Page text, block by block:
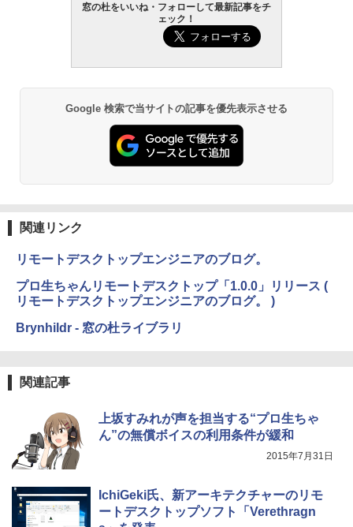
Amazon Kindle - 目に優しい、かさばら
ない、大きな画面で読みやすい、6週間持
続バッテリー、6インチディスプレイ電子
￥19,980
Kindle Paperwhite シグニチャーエディ
ション (32GB) 7インチディスプレイ、明
Amazon Kindle Colorsoft | 16GBストレ
ージ、防水、7インチカラーディスプレ
イ、色調調節ライト、最大8週間持続バッ
売)
11インチカラーディスプレイ、64GBスト
レージ、ノート機能搭載、明るさ自動調
整、色調調節ライト、プレミアムペン付
￥115,980
窓の杜をいいね・フォローして最新記事をチ
ェック！
Google 検索で当サイトの記事を優先表示させる
関連リンク
リモートデスクトップエンジニアのブログ。
プロ生ちゃんリモートデスクトップ「1.0.0」リリース (
リモートデスクトップエンジニアのブログ。 )
Brynhildr - 窓の杜ライブラリ
関連記事
上坂すみれが声を担当する“プロ生ちゃ
ん”の無償ボイスの利用条件が緩和
2015年7月31日
IchiGeki氏、新アーキテクチャーのリモ
ートデスクトップソフト「Verethragn